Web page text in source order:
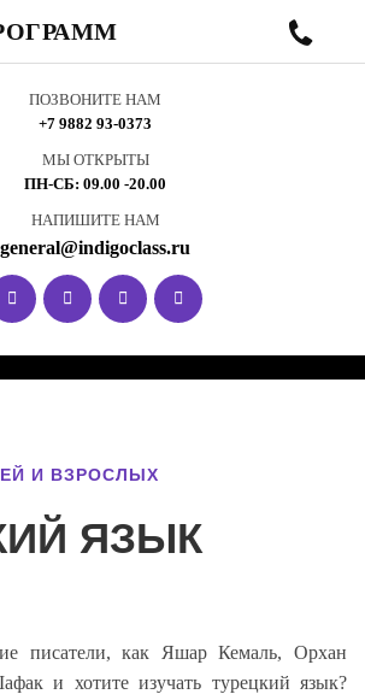
ПОЗВОНИТЕ НАМ
+7 9882 93-0373
МЫ ОТКРЫТЫ
ПН-СБ: 09.00 -20.00
НАПИШИТЕ НАМ
general@indigoclass.ru
И ВЗРОСЛЫХ
ЯЗЫК
писатели, как Яшар Кемаль, Орхан
и хотите изучать турецкий язык?